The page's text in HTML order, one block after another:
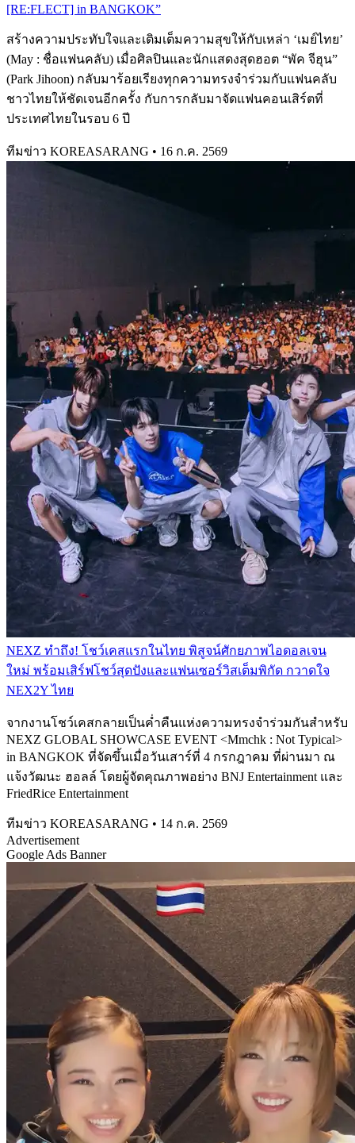
[RE:FLECT] in BANGKOK”
สร้างความประทับใจและเติมเต็มความสุขให้กับเหล่า ‘เมย์ไทย’
(May : ชื่อแฟนคลับ) เมื่อศิลปินและนักแสดงสุดฮอต “พัค จีฮุน”
(Park Jihoon) กลับมาร้อยเรียงทุกความทรงจำร่วมกับแฟนคลับ
ชาวไทยให้ชัดเจนอีกครั้ง กับการกลับมาจัดแฟนคอนเสิร์ตที่
ประเทศไทยในรอบ 6 ปี
ทีมข่าว KOREASARANG • 16 ก.ค. 2569
NEXZ ทำถึง! โชว์เคสแรกในไทย พิสูจน์ศักยภาพไอดอลเจน
ใหม่ พร้อมเสิร์ฟโชว์สุดปังและแฟนเซอร์วิสเต็มพิกัด กวาดใจ
NEX2Y ไทย
จากงานโชว์เคสกลายเป็นค่ำคืนแห่งความทรงจำร่วมกันสำหรับ
NEXZ GLOBAL SHOWCASE EVENT <Mmchk : Not Typical>
in BANGKOK ที่จัดขึ้นเมื่อวันเสาร์ที่ 4 กรกฎาคม ที่ผ่านมา ณ
แจ้งวัฒนะ ฮอลล์ โดยผู้จัดคุณภาพอย่าง BNJ Entertainment และ
FriedRice Entertainment
ทีมข่าว KOREASARANG • 14 ก.ค. 2569
Advertisement
Google Ads Banner